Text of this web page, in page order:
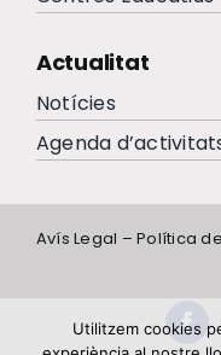
Actualitat
Notícies
Agenda
Avís Legal –Política
Utilitzem cookies